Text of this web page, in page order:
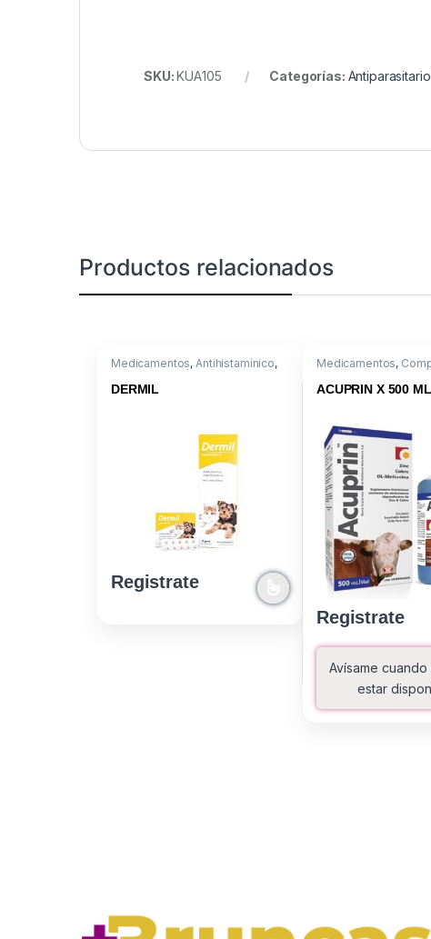
SKU:KUA105 Categorías:
Productos relacionados
Medicamentos, Antihistamínico,
Triamcinolona/Clorferinamina
DERMIL
Registrate
Medicamentos,
ACUPRIN X 500 ML
Registrate
Avísame
estar